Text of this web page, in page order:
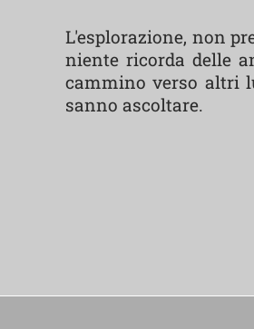
L'esplorazione, non
niente ricorda delle
cammino verso altri
sanno ascoltare.